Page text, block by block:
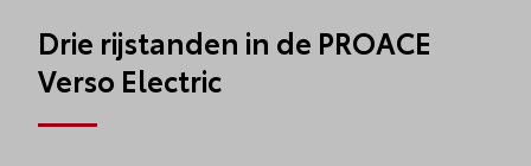
Drie rijstanden in de PROACE
Verso Electric